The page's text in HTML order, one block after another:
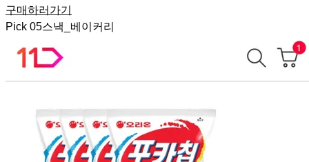
구매하러가기
Pick 05스낵_베이커리